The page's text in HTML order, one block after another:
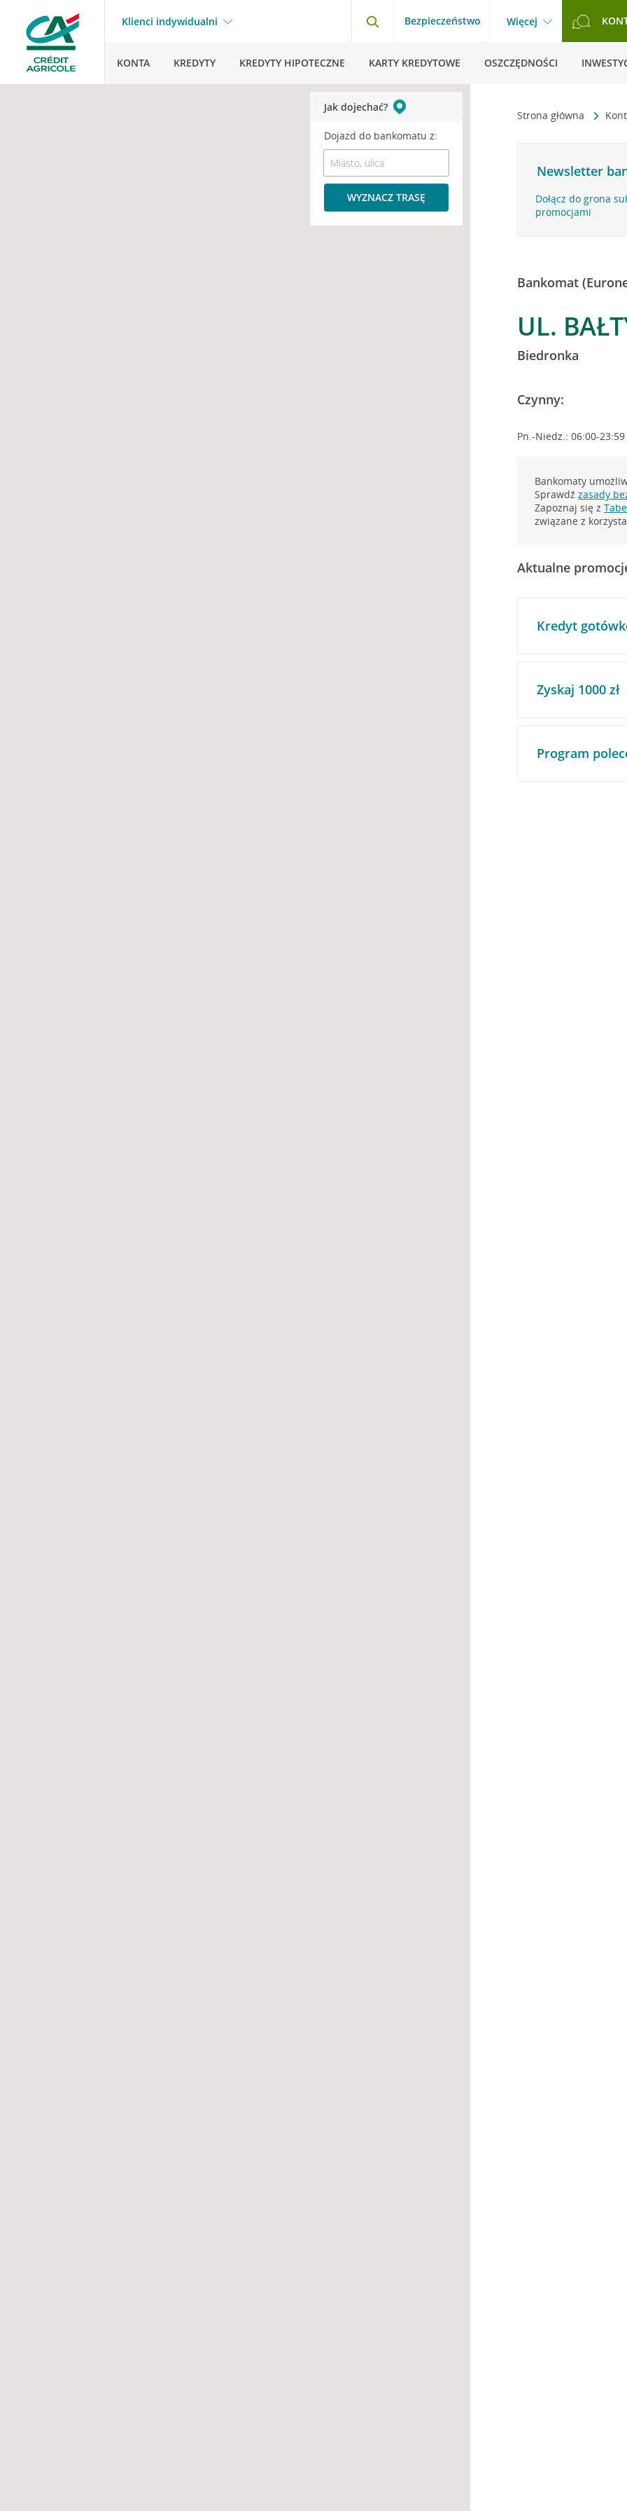
Klienci indywidualni Bezpieczeństwo Więcej
KONTA KREDYTY KREDYTY HIPOTECZNE KARTY KREDYTOWE OSZCZĘDNOŚCI
Strona główna
Newsletter
Dołącz do grona
promocjami
Bankomat
UL.
Biedronka
Czynny:
Pn.-Niedz.: 06:00-23:59
Bankomaty
Sprawdźzasady
Zapoznaj się z
związane z
Aktualne
Kredyt
Zyskaj 1000 zł
Program
Jak dojechać?
Dojazd do bankomatu z:
WYZNACZ TRASĘ